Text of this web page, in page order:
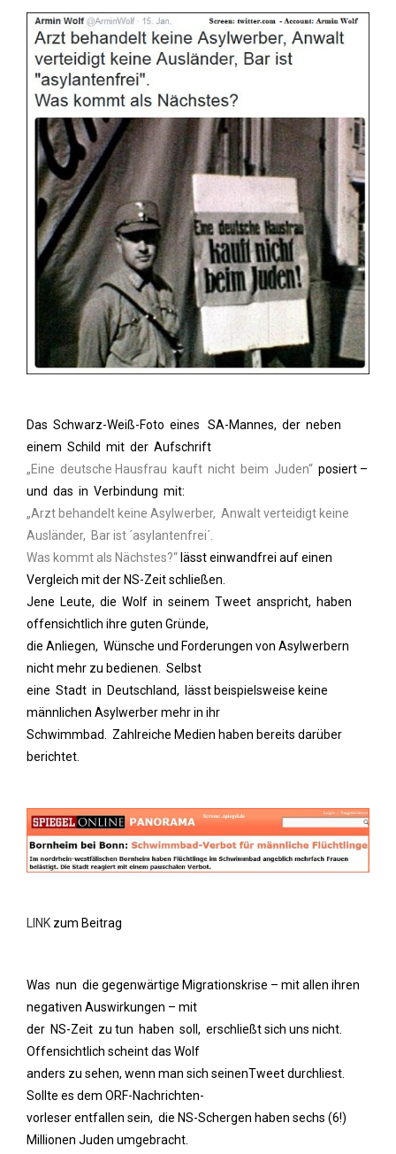
Das Schwarz-Weiß-Foto eines SA-Mannes, der neben
einem Schild mit der Aufschrift
„Eine deutsche Hausfrau kauft nicht beim Juden“ posiert –
und das in Verbindung mit:
„Arzt behandelt keine Asylwerber, Anwalt verteidigt keine
Ausländer, Bar ist ´asylantenfrei´.
Was kommt als Nächstes?“ lässt einwandfrei auf einen
Vergleich mit der NS-Zeit schließen.
Jene Leute, die Wolf in seinem Tweet anspricht, haben
offensichtlich ihre guten Gründe,
die Anliegen, Wünsche und Forderungen von Asylwerbern
nicht mehr zu bedienen. Selbst
eine Stadt in Deutschland, lässt beispielsweise keine
männlichen Asylwerber mehr in ihr
Schwimmbad. Zahlreiche Medien haben bereits darüber
berichtet.
LINK zum Beitrag
Was nun die gegenwärtige Migrationskrise – mit allen ihren
negativen Auswirkungen – mit
der NS-Zeit zu tun haben soll, erschließt sich uns nicht.
Offensichtlich scheint das Wolf
anders zu sehen, wenn man sich seinenTweet durchliest.
Sollte es dem ORF-Nachrichten-
vorleser entfallen sein, die NS-Schergen haben sechs (6!)
Millionen Juden umgebracht.